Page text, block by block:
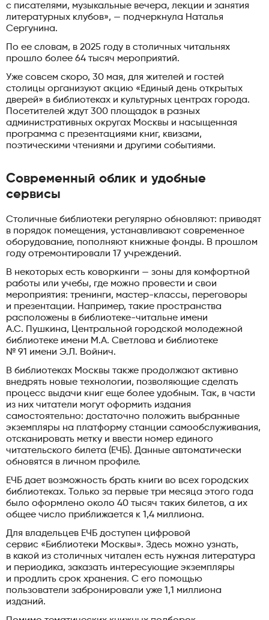
с писателями, музыкальные вечера, лекции и занятия
литературных клубов», — подчеркнула Наталья
Сергунина.
По ее словам, в 2025 году в столичных читальнях
прошло более 64 тысяч мероприятий.
Уже совсем скоро, 30 мая, для жителей и гостей
столицы организуют акцию «Единый день открытых
дверей» в библиотеках и культурных центрах города.
Посетителей ждут 300 площадок в разных
административных округах Москвы и насыщенная
программа с презентациями книг, квизами,
поэтическими чтениями и другими событиями.
Современный облик и удобные
сервисы
Столичные библиотеки регулярно обновляют: приводят
в порядок помещения, устанавливают современное
оборудование, пополняют книжные фонды. В прошлом
году отремонтировали 17 учреждений.
В некоторых есть коворкинги — зоны для комфортной
работы или учебы, где можно провести и свои
мероприятия: тренинги, мастер-классы, переговоры
и презентации. Например, такие пространства
расположены в библиотеке-читальне имени
А.С. Пушкина, Центральной городской молодежной
библиотеке имени М.А. Светлова и библиотеке
№ 91 имени Э.Л. Войнич.
В библиотеках Москвы также продолжают активно
внедрять новые технологии, позволяющие сделать
процесс выдачи книг еще более удобным. Так, в части
из них читатели могут оформить издания
самостоятельно: достаточно положить выбранные
экземпляры на платформу станции самообслуживания,
отсканировать метку и ввести номер единого
читательского билета (ЕЧБ). Данные автоматически
обновятся в личном профиле.
ЕЧБ дает возможность брать книги во всех городских
библиотеках. Только за первые три месяца этого года
было оформлено около 40 тысяч таких билетов, а их
общее число приближается к 1,4 миллиона.
Для владельцев ЕЧБ доступен цифровой
сервис «Библиотеки Москвы». Здесь можно узнать,
в какой из столичных читален есть нужная литература
и периодика, заказать интересующие экземпляры
и продлить срок хранения. С его помощью
пользователи забронировали уже 1,1 миллиона
изданий.